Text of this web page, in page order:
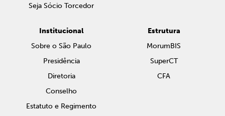
Seja Sócio Torcedor
Institucional
Sobre o São Paulo
Presidência
Diretoria
Conselho
Estatuto e Regimento
Estrutura
MorumBIS
SuperCT
CFA